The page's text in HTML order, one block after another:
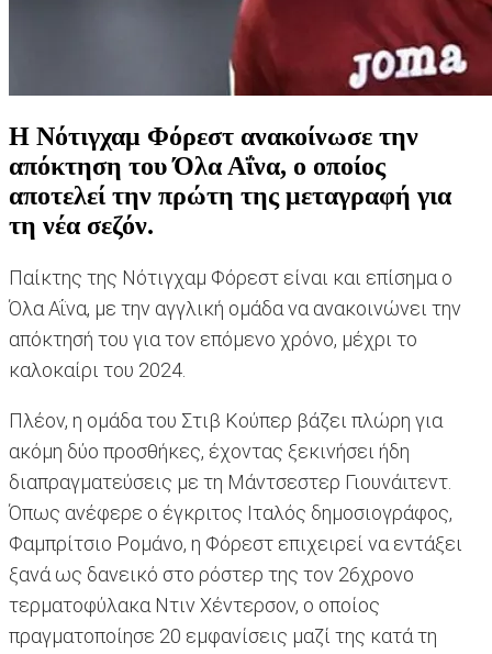
Η Νότιγχαμ Φόρεστ ανακοίνωσε την
απόκτηση του Όλα Αΐνα, ο οποίος
αποτελεί την πρώτη της μεταγραφή για
τη νέα σεζόν.
Παίκτης της Νότιγχαμ Φόρεστ είναι και επίσημα ο
Όλα Αΐνα, με την αγγλική ομάδα να ανακοινώνει την
απόκτησή του για τον επόμενο χρόνο, μέχρι το
καλοκαίρι του 2024.
Πλέον, η ομάδα του Στιβ Κούπερ βάζει πλώρη για
ακόμη δύο προσθήκες, έχοντας ξεκινήσει ήδη
διαπραγματεύσεις με τη Μάντσεστερ Γιουνάιτεντ.
Όπως ανέφερε ο έγκριτος Ιταλός δημοσιογράφος,
Φαμπρίτσιο Ρομάνο, η Φόρεστ επιχειρεί να εντάξει
ξανά ως δανεικό στο ρόστερ της τον 26χρονο
τερματοφύλακα Ντιν Χέντερσον, ο οποίος
πραγματοποίησε 20 εμφανίσεις μαζί της κατά τη